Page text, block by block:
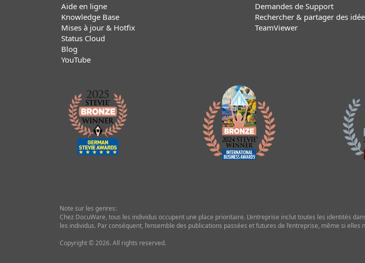
Aide en ligne
Knowledge Base
Mises à jour & Hotfix
Status Cloud
Blog
YouTube
Demandes de Support
Rechercher & partager des
TeamViewer
Note sur les genres:
Chez DocuWare, tous les individus occupent une place prioritaire. L’entreprise inclut toutes les identités
les individus. Par conséquent, l’ensemble des publications passées et futures de l’entreprise, même si
Copyright © 2026. All rights reserved.